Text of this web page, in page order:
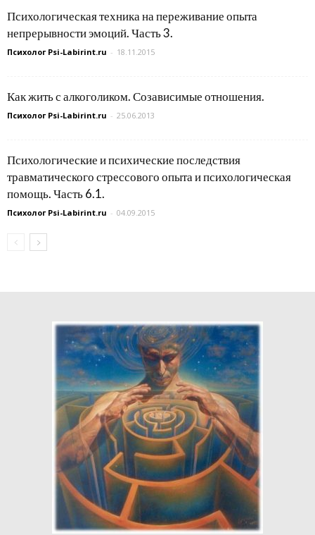
Психологическая техника на переживание опыта
непрерывности эмоций. Часть 3.
Психолог Psi-Labirint.ru - 18.11.2015
Как жить с алкоголиком. Созависимые отношения.
Психолог Psi-Labirint.ru - 25.06.2013
Психологические и психические последствия
травматического стрессового опыта и психологическая
помощь. Часть 6.1.
Психолог Psi-Labirint.ru - 04.09.2015